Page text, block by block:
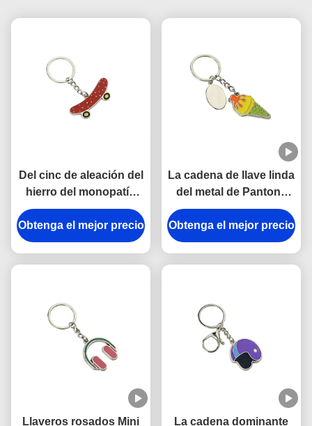
Del cinc de aleación del
hierro del monopatín
mini 3.5m m Pantone
regalo lindo del
recuerdo del llavero
Obtenga el mejor precio
La cadena de llave linda
del metal de Pantone
esmalta la aleación de
cadena dominante
gruesa del cinc del
Obtenga el mejor precio
Llaveros rosados Mini
La cadena dominante